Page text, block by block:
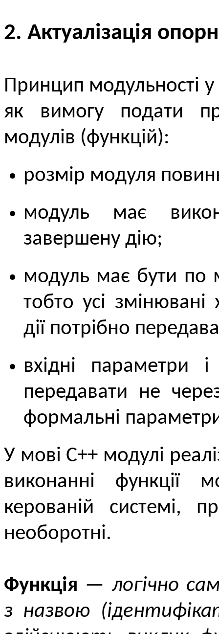
2. Актуалізація
Принцип модульності
як вимогу подати
модулів (функцій):
розмір модуля
модуль має
завершену дію;
модуль має бути по
тобто усі змінювані
дії потрібно
вхідні параметри
передавати не
формальні параметри
У мові С++ модулі
виконанні функції
керованій системі,
необоротні.
Функція —логічно
з назвою